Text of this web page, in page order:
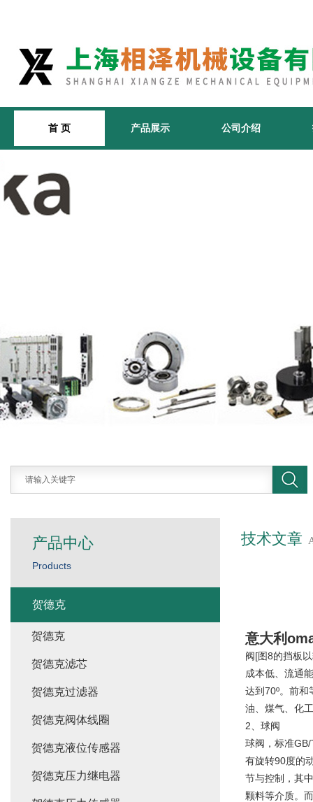
首 页 产品展示 公司介绍
技术文章
意大利
阀[图8的挡板
成本低、流通
达到70º。前和
油、煤气、化
2、球阀
球阀，标准
有旋转90度的
节与控制，其
颗料等介质。
产品中心
Products
贺德克
贺德克
贺德克滤芯
贺德克过滤器
贺德克阀体线圈
贺德克液位传感器
贺德克压力继电器